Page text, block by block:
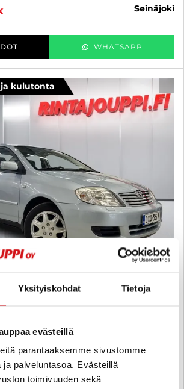
Yksityiskohdat Tietoja
evästeillä
parantaaksemme sivustomme
palveluntasoa. Evästeillä
toimivuuden sekä
seinäjoki
WHATSAPP
kulutonta
km
€